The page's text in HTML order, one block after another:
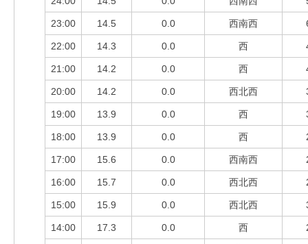
23:00 14.5 0.0 西南西
22:00 14.3 0.0 西
21:00 14.2 0.0 西
20:00 14.2 0.0 西北西
19:00 13.9 0.0 西
18:00 13.9 0.0 西
17:00 15.6 0.0 西南西
16:00 15.7 0.0 西北西
15:00 15.9 0.0 西北西
14:00 17.3 0.0 西